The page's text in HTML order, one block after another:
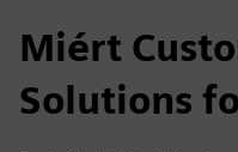
Miért
Solutions